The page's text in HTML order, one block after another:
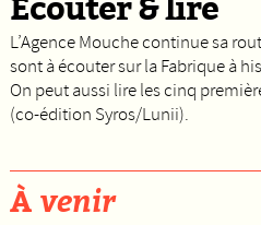
L’Agence Mouche continue sa
sont à écouter sur la Fabrique à
On peut aussi lire les cinq
(co-édition Syros/Lunii).
À venir